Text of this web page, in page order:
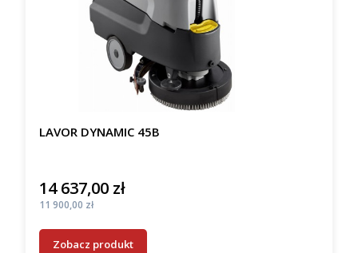
LAVOR DYNAMIC 45B
Cena
14 637,00 zł
Cena
11 900,00 zł
Zobacz produkt